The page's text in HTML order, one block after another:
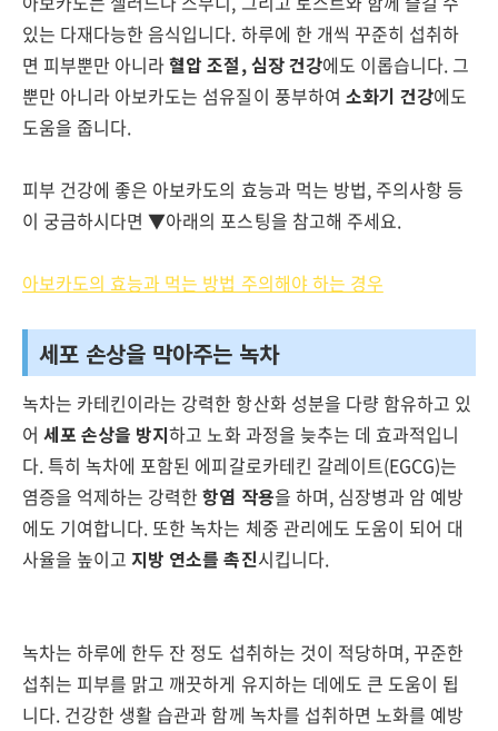
있는 다재다능한 음식입니다. 하루에 한 개씩 꾸준히 섭취하
면 피부뿐만 아니라혈압 조절, 심장 건강에도 이롭습니다. 그
뿐만 아니라 아보카도는 섬유질이 풍부하여 소화기 건강에도
도움을 줍니다.
피부 건강에 좋은 아보카도의 효능과 먹는 방법, 주의사항 등
이 궁금하시다면 ▼아래의 포스팅을 참고해 주세요.
아보카도의 효능과 먹는 방법 주의해야 하는 경우
세포 손상을 막아주는 녹차
녹차는 카테킨이라는 강력한 항산화 성분을 다량 함유하고 있
어세포 손상을 방지하고 노화 과정을 늦추는 데 효과적입니
다. 특히 녹차에 포함된 에피갈로카테킨 갈레이트(EGCG)는
염증을 억제하는 강력한항염 작용을 하며, 심장병과 암 예방
에도 기여합니다. 또한 녹차는 체중 관리에도 도움이 되어 대
사율을 높이고 지방 연소를 촉진시킵니다.
녹차는 하루에 한두 잔 정도 섭취하는 것이 적당하며, 꾸준한
섭취는 피부를 맑고 깨끗하게 유지하는 데에도 큰 도움이 됩
니다. 건강한 생활 습관과 함께 녹차를 섭취하면 노화를 예방